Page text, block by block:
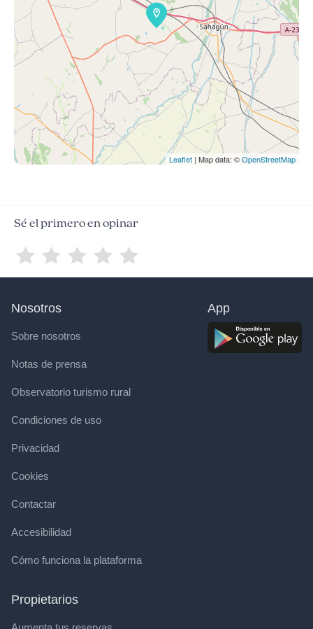
Leaflet | Map data: ©OpenStreetMap
Sé el primero en opinar
Nosotros
Sobre nosotros
Notas de prensa
Observatorio turismo rural
Condiciones de uso
Privacidad
Cookies
Contactar
Accesibilidad
Cómo funciona la plataforma
Propietarios
App